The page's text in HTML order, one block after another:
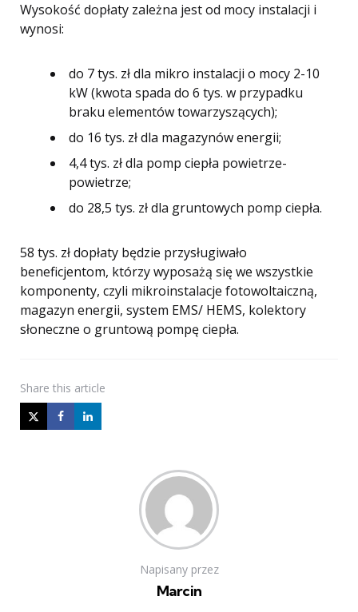
Wysokość dopłaty zależna jest od mocy instalacji i
wynosi:
do 7 tys. zł dla mikro instalacji o mocy 2-10
kW (kwota spada do 6 tys. w przypadku
braku elementów towarzyszących);
do 16 tys. zł dla magazynów energii;
4,4 tys. zł dla pomp ciepła powietrze-
powietrze;
do 28,5 tys. zł dla gruntowych pomp ciepła.
58 tys. zł dopłaty będzie przysługiwało
beneficjentom, którzy wyposażą się we wszystkie
komponenty, czyli mikroinstalacje fotowoltaiczną,
magazyn energii, system EMS/ HEMS, kolektory
słoneczne o gruntową pompę ciepła.
Share this article
Napisany przez
Marcin